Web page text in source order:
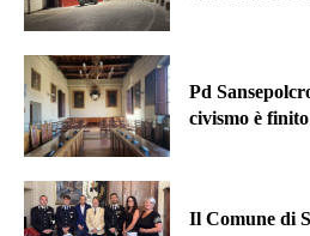
Pd
civismo è finito
Il Comune di